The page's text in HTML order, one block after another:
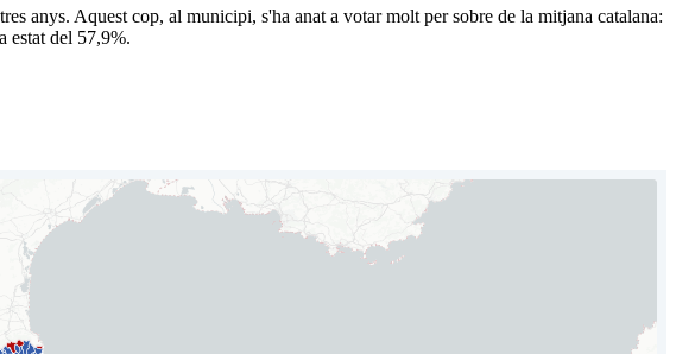
anys. Aquest cop, al municipi, s'ha anat a votar molt per sobre de la mitjana catalana:
estat del 57,9%.